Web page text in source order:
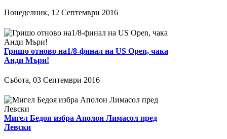
Понеделник, 12 Септември 2016
Гришо отново на1/8-финал на US Open, чака
Анди Мъри!
Събота, 03 Септември 2016
Мигел Бедоя избра Аполон Лимасол пред
Левски